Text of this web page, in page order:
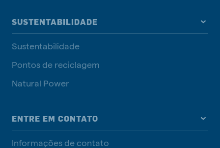
SUSTENTABILIDADE
Sustentabilidade
Pontos de reciclagem
Natural Power
ENTRE EM CONTATO
Informações de contato